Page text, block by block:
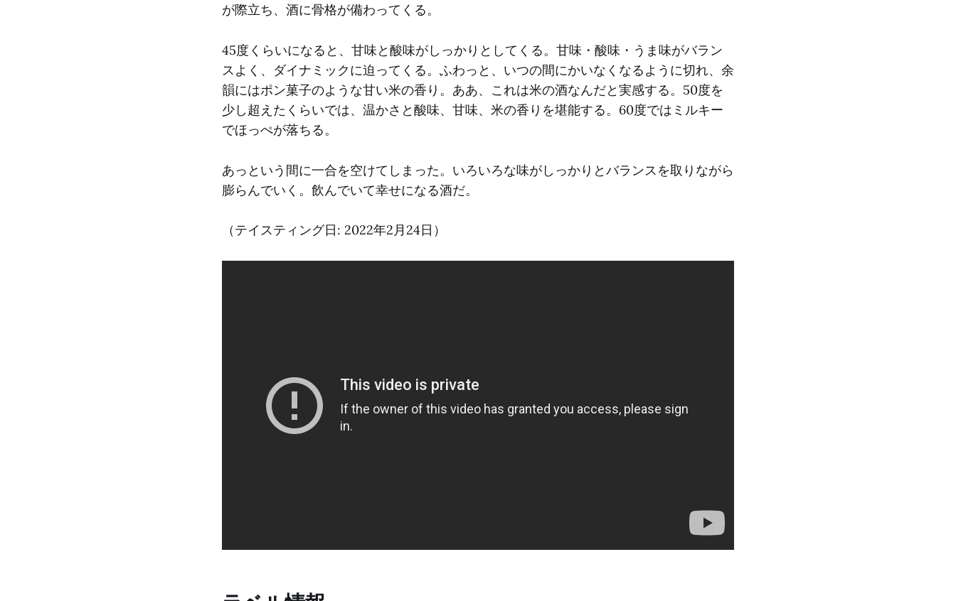
が際立ち、酒に骨格が備わってくる。
45度くらいになると、甘味と酸味がしっかりとしてくる。甘味・酸味・うま味がバラン
スよく、ダイナミックに迫ってくる。ふわっと、いつの間にかいなくなるように切れ、余
韻にはポン菓子のような甘い米の香り。ああ、これは米の酒なんだと実感する。50度を
少し超えたくらいでは、温かさと酸味、甘味、米の香りを堪能する。60度ではミルキー
でほっぺが落ちる。
あっという間に一合を空けてしまった。いろいろな味がしっかりとバランスを取りながら
膨らんでいく。飲んでいて幸せになる酒だ。
（テイスティング日: 2022年2月24日）